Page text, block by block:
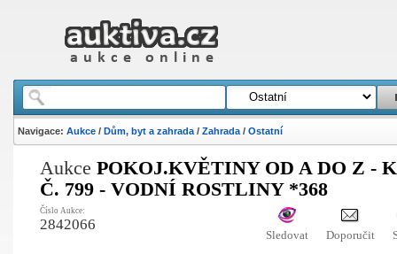
Navigace: Aukce/ Dům, byt a zahrada/ Zahrada/ Ostatní
Aukce POKOJ.KVĚTINY OD A DO Z -
Č. 799 - VODNÍ ROSTLINY *368
Číslo Aukce:
2842066
Sledovat Doporučit